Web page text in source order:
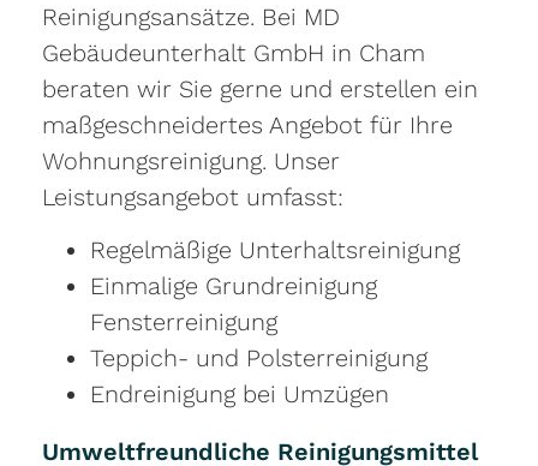
Reinigungsansätze. Bei MD
Gebäudeunterhalt GmbH in Cham
beraten wir Sie gerne und erstellen ein
maßgeschneidertes Angebot für Ihre
Wohnungsreinigung. Unser
Leistungsangebot umfasst:
Regelmäßige Unterhaltsreinigung
Einmalige Grundreinigung
Fensterreinigung
Teppich- und Polsterreinigung
Endreinigung bei Umzügen
Umweltfreundliche Reinigungsmittel